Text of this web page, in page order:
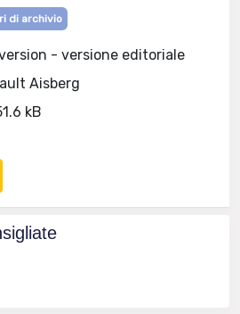
di archivio
- versione editoriale
Aisberg
kB